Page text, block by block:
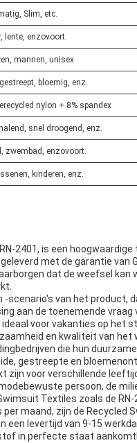
Slim, etc.
lente, enzovoort.
mannen, unisex
bloemig, enz.
nylon + 8% spandex
snel droogend, enz.
zwembad, enzovoort.
kinderen, enz.
2401, is een
met de garantie van
dat de weefsel kan
scenario's van het product,
aan de toenemende
voor vakanties op het
en kwaliteit van
die hun
gestreepte en
zijn voor verschillende
persoon, de
Textiles zoals de RN-
maand, zijn de Recycled
een levertijd van 9-15
in perfecte staat